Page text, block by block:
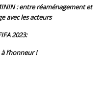
: entre réaménagement et
avec les acteurs
2023:
l’honneur !